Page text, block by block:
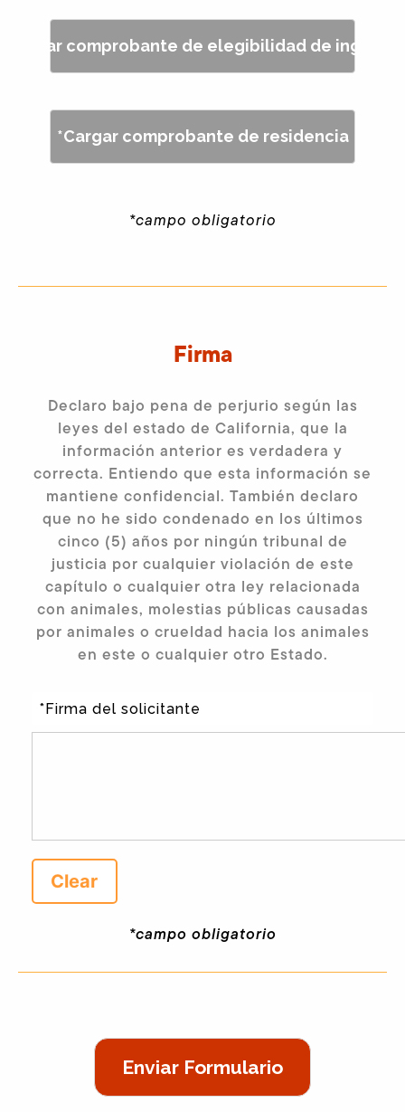
*Cargar comprobante de elegibilidad de ingresos
*Cargar comprobante de residencia
*campo obligatorio
Firma
Declaro bajo pena de perjurio según las
leyes del estado de California, que la
información anterior es verdadera y
correcta. Entiendo que esta información se
mantiene confidencial. También declaro
que no he sido condenado en los últimos
cinco (5) años por ningún tribunal de
justicia por cualquier violación de este
capítulo o cualquier otra ley relacionada
con animales, molestias públicas causadas
por animales o crueldad hacia los animales
en este o cualquier otro Estado.
*Firma del solicitante
*campo obligatorio